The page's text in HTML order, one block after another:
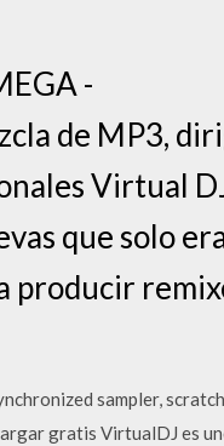
-
de MP3,
Virtual
que solo
producir
sampler, scratch,
gratis VirtualDJ es